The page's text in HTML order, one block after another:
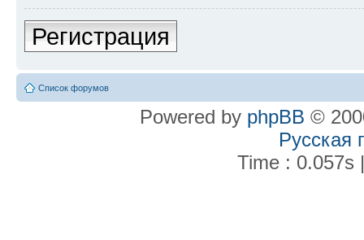
Регистрация
Список форумов
Powered by phpBB ©
Русская
Time : 0.057s